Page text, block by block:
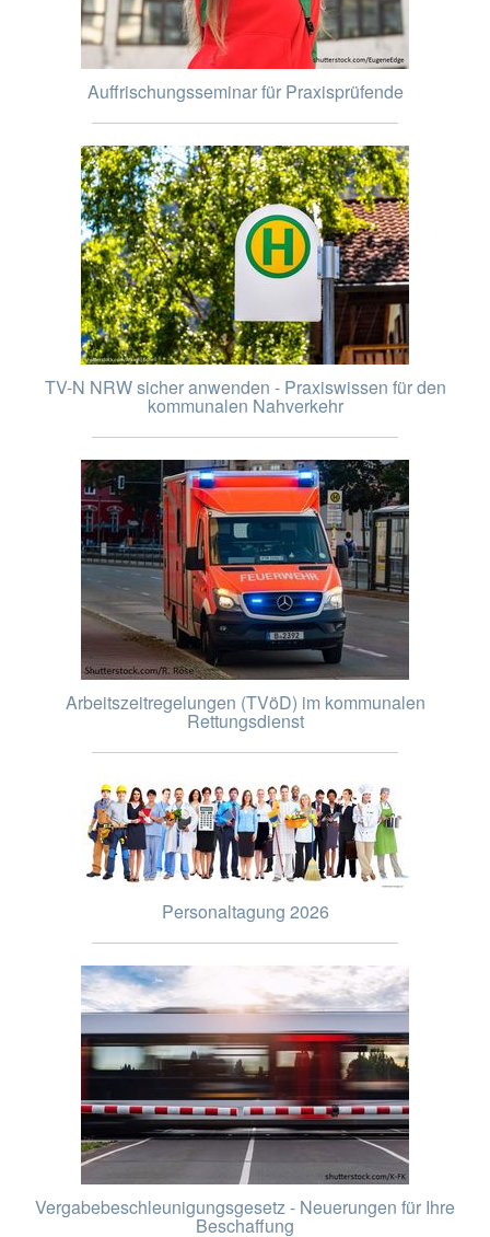
Auffrischungsseminar für Praxisprüfende
TV-N NRW sicher anwenden - Praxiswissen für den
kommunalen Nahverkehr
Arbeitszeitregelungen (TVöD) im kommunalen
Rettungsdienst
Personaltagung 2026
Vergabebeschleunigungsgesetz - Neuerungen für Ihre
Beschaffung